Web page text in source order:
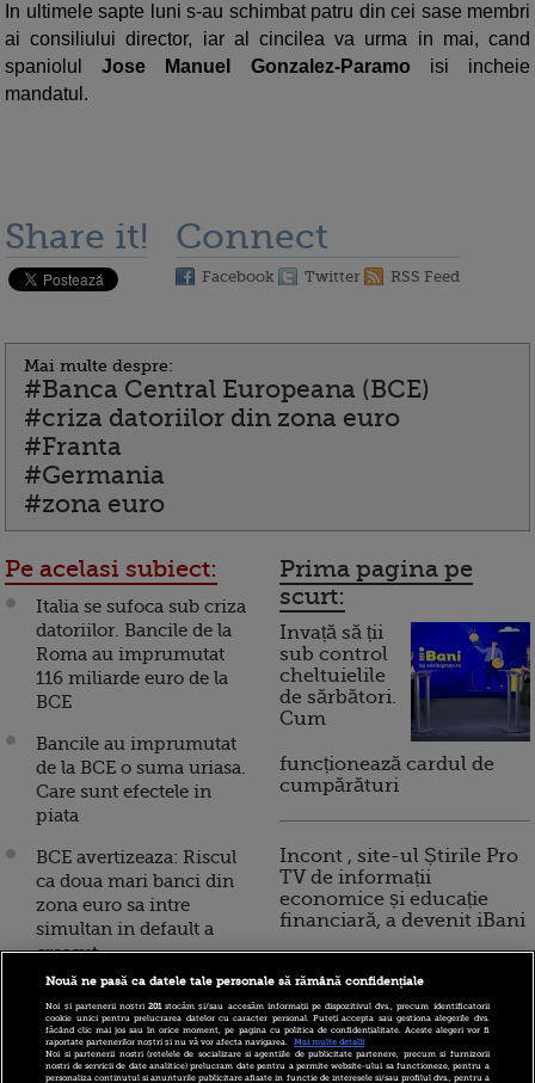
In ultimele sapte luni s-au schimbat patru din cei sase membri
ai consiliului director, iar al cincilea va urma in mai, cand
spaniolulJose Manuel Gonzalez-Paramo isi incheie
mandatul.
Share it! Connect
Facebook Twitter RSS Feed
Mai multe despre:
#Banca Central Europeana (BCE)
#criza datoriilor din zona euro
#Franta
#Germania
#zona euro
Pe acelasi subiect:
Italia se sufoca sub criza
datoriilor. Bancile de la
Roma au imprumutat
116 miliarde euro de la
BCE
Bancile au imprumutat
de la BCE o suma uriasa.
Care sunt efectele in
piata
BCE avertizeaza: Riscul
ca doua mari banci din
zona euro sa intre
simultan in default a
crescut
tarilor indatorate. Banca a
plafonat achizitiile de
obligatiuni la 20 mld.
Prima pagina pe
scurt:
Invață să ții
sub control
cheltuielile
de sărbători.
Cum
funcționează cardul de
cumpărături
Incont , site-ul Știrile Pro
TV de informații
economice și educație
financiară, a devenit iBani
10 reguli pentru decizii
financiare inteligente
Nouă ne pasă ca datele tale personale să rămână confidențiale
Noi și partenerii noștri201stocăm și/sau accesăm informații pe dispozitivul dvs., precum identificatorii
cookie unici pentru prelucrarea datelor cu caracter personal. Puteți accepta sau gestiona alegerile dvs.
făcând clic mai jos sau în orice moment, pe pagina cu politica de confidențialitate. Aceste alegeri vor fi
raportate partenerilor noștri și nu vă vor afecta navigarea.
Mai multe detalii
Noi si partenerii nostri (retelele de socializare si agentiile de publicitate partenere, precum si furnizorii
nostri de servicii de date analitice) prelucram date pentru a permite website-ului sa functioneze, pentru a
personaliza continutul si anunturile publicitare afisate in functie de interesele si/sau profilul dvs., pentru a